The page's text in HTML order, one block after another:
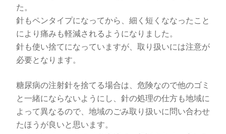
た。
針もペンタイプになってから、細く短くななったこと
により痛みも軽減されるようになりました。
針も使い捨てになっていますが、取り扱いには注意が
必要となります。
糖尿病の注射針を捨てる場合は、危険なので他のゴミ
と一緒にならないようにし、針の処理の仕方も地域に
よって異なるので、地域のごみ取り扱いに問い合わせ
たほうが良いと思います。